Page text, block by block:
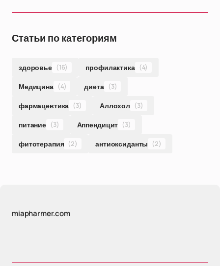
Статьи по категориям
здоровье (16) профилактика (4)
Медицина (4) диета (3)
фармацевтика (3) Аллохол (3)
питание (3) Аппендицит (3)
фитотерапия (2) антиоксиданты (2)
miapharmer.com